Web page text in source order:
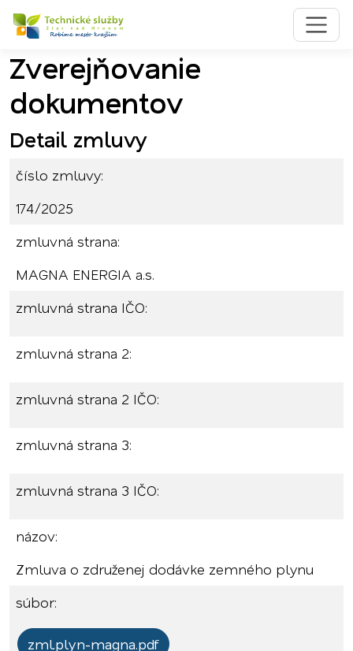
Preskočiť na obsah
Preskočiť na hlavné menu
Zverejňovanie
dokumentov
Detail zmluvy
číslo zmluvy:
174/2025
zmluvná strana:
MAGNA ENERGIA a.s.
zmluvná strana IČO:
zmluvná strana 2:
zmluvná strana 2 IČO:
zmluvná strana 3:
zmluvná strana 3 IČO:
názov:
Zmluva o združenej dodávke zemného plynu
súbor:
zml.plyn-magna.pdf